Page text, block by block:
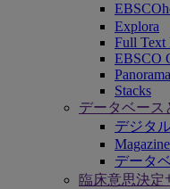
Explora
Full Text
EBSCO
Panorama
Stacks
データベース
デジタ
データ
臨床意思決定